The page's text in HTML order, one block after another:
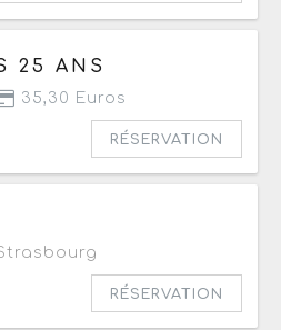
25 ANS
35,30 Euros
RÉSERVATION
RÉSERVATION